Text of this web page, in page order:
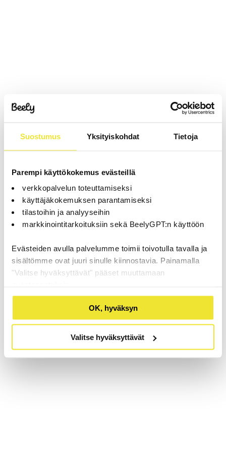
Suostumus Yksityiskohdat Tietoja
Parempi käyttökokemus evästeillä
verkkopalvelun toteuttamiseksi
käyttäjäkokemuksen parantamiseksi
tilastoihin ja analyyseihin
markkinointitarkoituksiin sekä BeelyGPT:n käyttöön
Evästeiden avulla palvelumme toimii toivotulla tavalla ja
sisältömme ovat juuri sinulle kiinnostavia. Painamalla
"Valitse hyväksyttävät" pääset muuttamaan
OK, hyväksyn
Valitse hyväksyttävät